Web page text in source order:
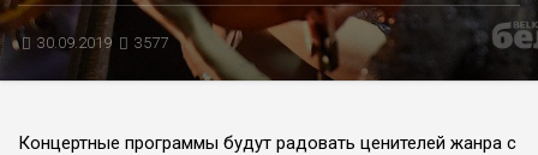
30.09.2019 3577
Концертные программы будут радовать ценителей жанра с